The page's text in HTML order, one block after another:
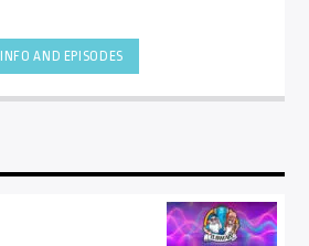
INFO AND EPISODES